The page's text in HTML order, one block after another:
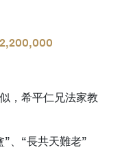
，希平仁兄法家教
”、“長共天難老”